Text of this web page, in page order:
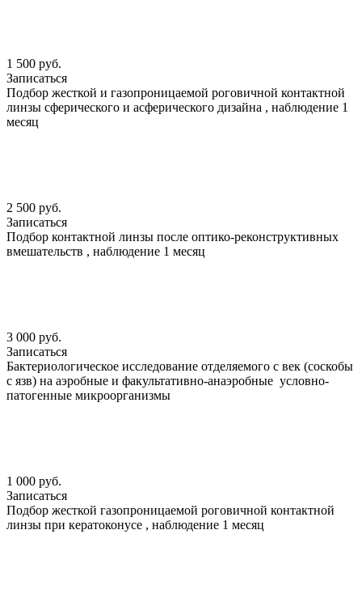
1 500 руб.
Записаться
Подбор жесткой и газопроницаемой роговичной контактной
линзы сферического и асферического дизайна , наблюдение 1
месяц
2 500 руб.
Записаться
Подбор контактной линзы после оптико-реконструктивных
вмешательств , наблюдение 1 месяц
3 000 руб.
Записаться
Бактериологическое исследование отделяемого с век (соскобы
с язв) на аэробные и факультативно-анаэробные условно-
патогенные микроорганизмы
1 000 руб.
Записаться
Подбор жесткой газопроницаемой роговичной контактной
линзы при кератоконусе , наблюдение 1 месяц